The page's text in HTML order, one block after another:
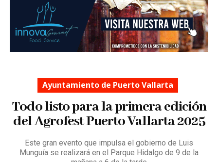
Ayuntamiento de Puerto Vallarta
Todo listo para la primera edición
del Agrofest Puerto Vallarta 2025
Este gran evento que impulsa el gobierno de Luis
Munguía se realizará en el Parque Hidalgo de 9 de la